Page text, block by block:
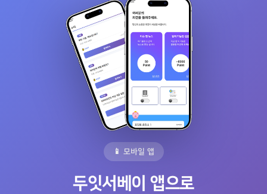
📱 모바일 앱
두잇서베이 앱으로